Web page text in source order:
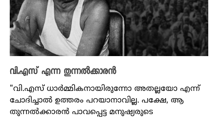
വി.എസ് എന്ന തുന്നൽക്കാരൻ
"വി.എസ് ധാർമ്മികനായിരുന്നോ അതല്ലയോ എന്ന്
ചോദിച്ചാൽ ഉത്തരം പറയാനാവില്ല. പക്ഷേ, ആ
തുന്നൽക്കാരൻ പാവപ്പെട്ട മനുഷ്യരുടെ